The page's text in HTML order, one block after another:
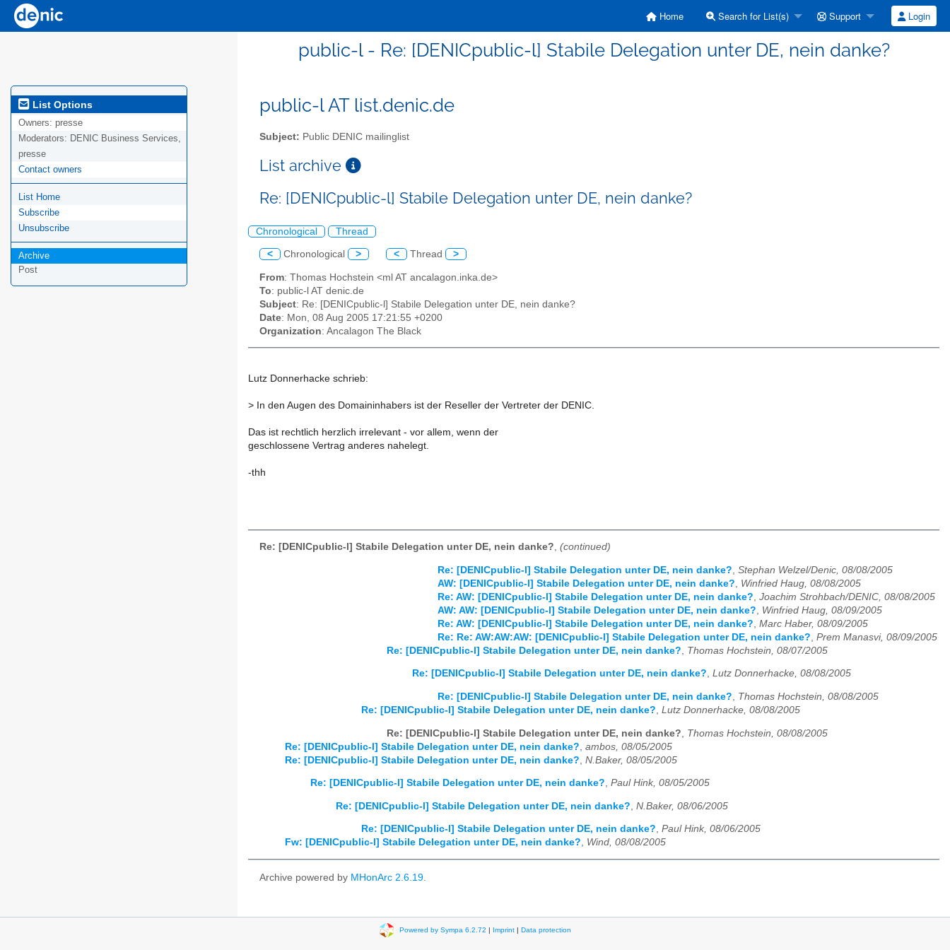
Home Search for List(s) Support Login
public-l - Re: [DENICpublic-l] Stabile Delegation unter DE, nein danke?
List Options
Owners: presse
Moderators: DENIC Business Services,
presse
Contact owners
List Home
Subscribe
Unsubscribe
Archive
Post
public-l AT list.denic.de
Subject: Public DENIC mailinglist
List archive
Re: [DENICpublic-l] Stabile Delegation unter DE, nein danke?
Chronological Thread
< Chronological > < Thread >
From: Thomas Hochstein <ml AT ancalagon.inka.de>
To: public-l AT denic.de
Subject: Re: [DENICpublic-l] Stabile Delegation unter DE, nein danke?
Date: Mon, 08 Aug 2005 17:21:55 +0200
Organization: Ancalagon The Black
Lutz Donnerhacke schrieb:
> In den Augen des Domaininhabers ist der Reseller der Vertreter der DENIC.
Das ist rechtlich herzlich irrelevant - vor allem, wenn der
geschlossene Vertrag anderes nahelegt.
-thh
Re: [DENICpublic-l] Stabile Delegation unter DE, nein danke?, (continued)
Re: [DENICpublic-l] Stabile Delegation unter DE, nein danke? Stephan Welzel/Denic, 08/08/2005
AW: [DENICpublic-l] Stabile Delegation unter DE, nein danke?
Winfried Haug, 08/08/2005
Re: AW: [DENICpublic-l] Stabile Delegation unter DE, nein danke? Joachim Strohbach/DENIC, 08/08/2005
AW: AW: [DENICpublic-l] Stabile Delegation unter DE, nein danke?
Winfried Haug, 08/09/2005
Re: AW: [DENICpublic-l] Stabile Delegation unter DE, nein danke? Marc Haber, 08/09/2005
Re: Re: AW:AW:AW: [DENICpublic-l] Stabile Delegation unter DE, nein danke? Prem Manasvi, 08/09/2005
Re: [DENICpublic-l] Stabile Delegation unter DE, nein danke?
Thomas Hochstein, 08/07/2005
Re: [DENICpublic-l] Stabile Delegation unter DE, nein danke?, Lutz Donnerhacke, 08/08/2005
Re: [DENICpublic-l] Stabile Delegation unter DE, nein danke?, Thomas Hochstein, 08/08/2005
Re: [DENICpublic-l] Stabile Delegation unter DE, nein danke?, Lutz Donnerhacke, 08/08/2005
Re: [DENICpublic-l] Stabile Delegation unter DE, nein danke?
Thomas Hochstein, 08/08/2005
Re: [DENICpublic-l] Stabile Delegation unter DE, nein danke? ambos, 08/05/2005
Re: [DENICpublic-l] Stabile Delegation unter DE, nein danke? N.Baker, 08/05/2005
Re: [DENICpublic-l] Stabile Delegation unter DE, nein danke?, Paul Hink, 08/05/2005
Re: [DENICpublic-l] Stabile Delegation unter DE, nein danke? N.Baker, 08/06/2005
Re: [DENICpublic-l] Stabile Delegation unter DE, nein danke?, Paul Hink, 08/06/2005
Fw: [DENICpublic-l] Stabile Delegation unter DE, nein danke?, Wind, 08/08/2005
Archive powered by MHonArc 2.6.19
Powered by Sympa 6.2.72 | Imprint| Data protection